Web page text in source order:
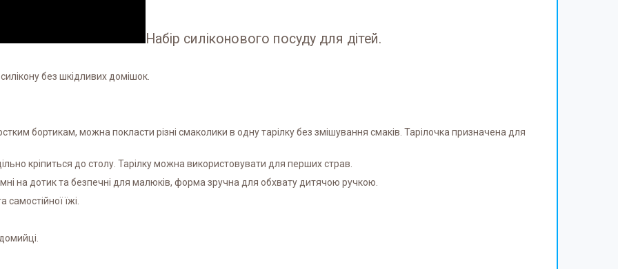
Набір силіконового посуду для дітей.
без шкідливих домішок.
бортикам, можна покласти різні смаколики в одну тарілку без змішування смаків. Тарілочка призначена для
кріпиться до столу. Тарілку можна використовувати для перших страв.
на дотик та безпечні для малюків, форма зручна для обхвату дитячою ручкою.
їжі.